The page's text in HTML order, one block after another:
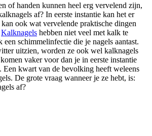
of handen kunnen heel erg vervelend zijn,
af? In eerste instantie kan het er
ook wat vervelende praktische dingen
Kalknagels hebben niet veel met kalk te
schimmelinfectie die je nagels aantast.
uitzien, worden ze ook wel kalknagels
vaker voor dan je in eerste instantie
Een kwart van de bevolking heeft weleens
De grote vraag wanneer je ze hebt, is:
af?